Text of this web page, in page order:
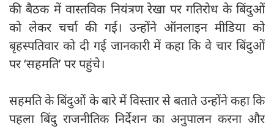
की बैठक में वास्तविक नियंत्रण रेखा पर गतिरोध के बिंदुओं
को लेकर चर्चा की गई। उन्होंने ऑनलाइन मीडिया को
बृहस्पतिवार को दी गई जानकारी में कहा कि वे चार बिंदुओं
पर ‘सहमति’ पर पहुंचे।
सहमति के बिंदुओं के बारे में विस्तार से बताते उन्होंने कहा कि
पहला बिंदु राजनीतिक निर्देशन का अनुपालन करना और